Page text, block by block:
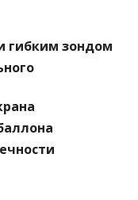
гибким зондом